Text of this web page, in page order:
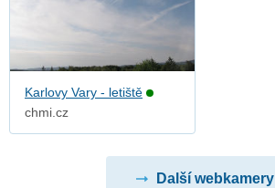
Karlovy Vary - letiště
chmi.cz
Další webkamery